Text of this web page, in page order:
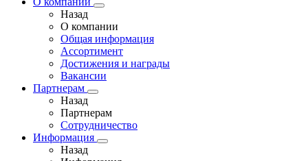
Назад
О компании
Общая информация
Ассортимент
Достижения и награды
Вакансии
Партнерам
Назад
Партнерам
Сотрудничество
Информация
Назад